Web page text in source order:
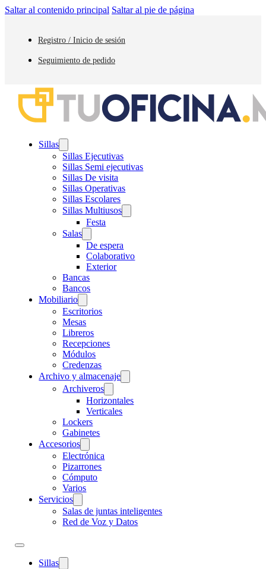
Saltar al contenido principal Saltar al pie de página
Registro / Inicio de sesión
Seguimiento de pedido
Sillas
Sillas Ejecutivas
Sillas Semi ejecutivas
Sillas De visita
Sillas Operativas
Sillas Escolares
Sillas Multiusos
Festa
Salas
De espera
Colaborativo
Exterior
Bancas
Bancos
Mobiliario
Escritorios
Mesas
Libreros
Recepciones
Módulos
Credenzas
Archivo y almacenaje
Archiveros
Horizontales
Verticales
Lockers
Gabinetes
Accesorios
Electrónica
Pizarrones
Cómputo
Varios
Servicios
Salas de juntas inteligentes
Red de Voz y Datos
Sillas